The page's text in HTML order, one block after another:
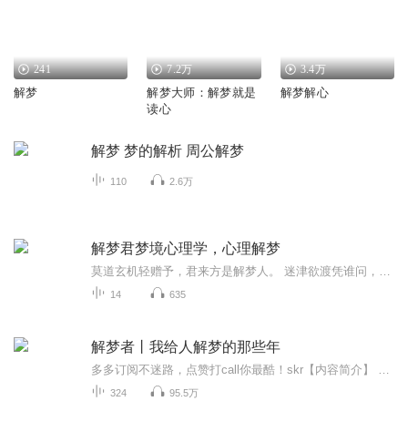
241
解梦
7.2万
解梦大师：解梦就是
读心
3.4万
解梦解心
解梦 梦的解析 周公解梦
110 2.6万
解梦君梦境心理学，心理解梦
14 635
解梦者丨我给人解梦的那些年
324 95.5万